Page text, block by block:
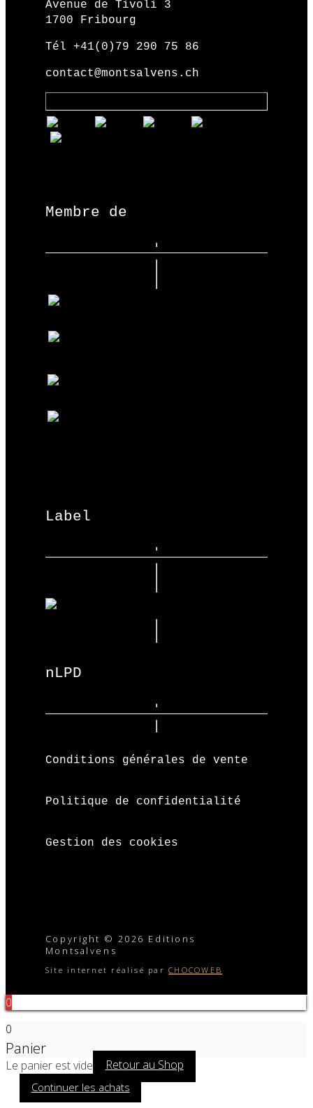
Avenue de Tivoli 3
1700 Fribourg
Tél +41(0)79 290 75 86
contact@montsalvens.ch
Membre de
Label
nLPD
Conditions générales de vente
Politique de confidentialité
Gestion des cookies
Copyright © 2026 Editions
Montsalvens
Site internet réalisé parCHOCOWEB
0
0
Panier
Le panier est vide Retour au Shop
Continuer les achats